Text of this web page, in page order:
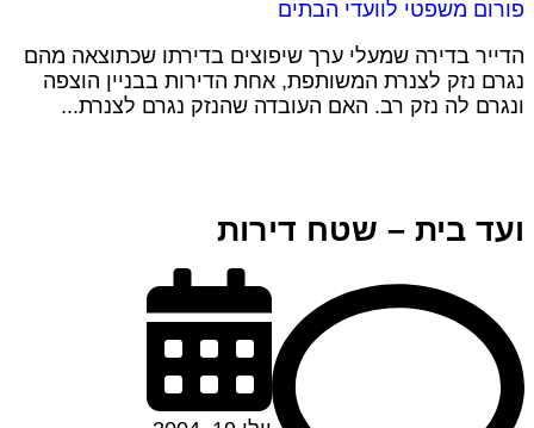
פורום משפטי לוועדי הבתים
הדייר בדירה שמעלי ערך שיפוצים בדירתו שכתוצאה מהם
נגרם נזק לצנרת המשותפת, אחת הדירות בבניין הוצפה
ונגרם לה נזק רב. האם העובדה שהנזק נגרם לצנרת...
ועד בית – שטח דירות